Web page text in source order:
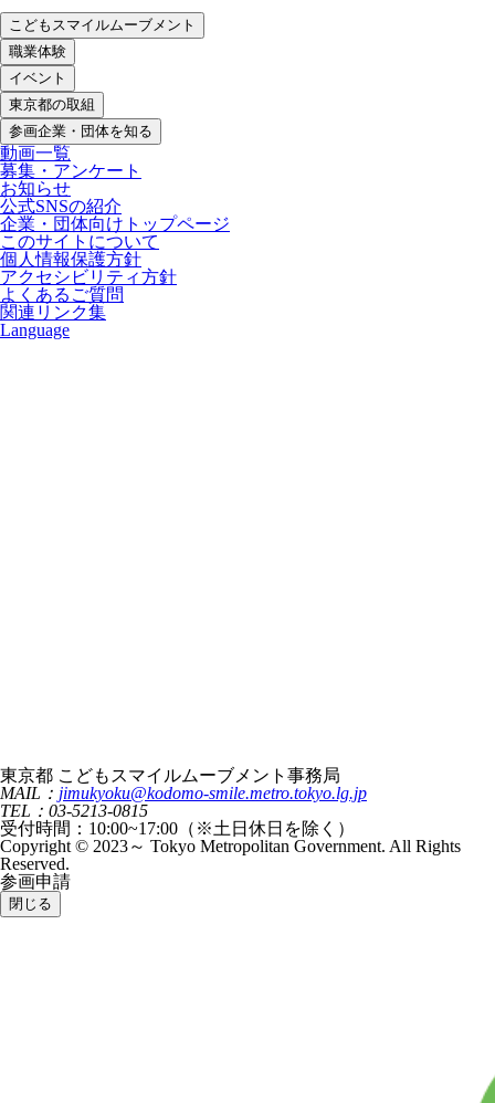
こどもスマイルムーブメント
職業体験
イベント
東京都の取組
参画企業・団体を知る
動画一覧
募集・アンケート
お知らせ
公式SNSの紹介
企業・団体向けトップページ
このサイトについて
個人情報保護方針
アクセシビリティ方針
よくあるご質問
関連リンク集
Language
東京都 こどもスマイルムーブメント事務局
MAIL： jimukyoku@kodomo-smile.metro.tokyo.lg.jp
TEL：03-5213-0815
受付時間：10:00~17:00（※土日休日を除く）
Copyright © 2023～ Tokyo Metropolitan Government. All Rights
Reserved.
参画申請
閉じる